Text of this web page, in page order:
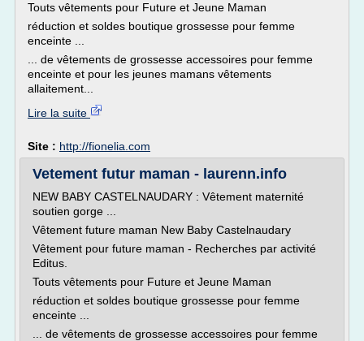
Touts vêtements pour Future et Jeune Maman
réduction et soldes boutique grossesse pour femme
enceinte ...
... de vêtements de grossesse accessoires pour femme
enceinte et pour les jeunes mamans vêtements
allaitement...
Lire la suite
Site : http://fionelia.com
Vetement futur maman - laurenn.info
NEW BABY CASTELNAUDARY : Vêtement maternité
soutien gorge ...
Vêtement future maman New Baby Castelnaudary
Vêtement pour future maman - Recherches par activité
Editus.
Touts vêtements pour Future et Jeune Maman
réduction et soldes boutique grossesse pour femme
enceinte ...
... de vêtements de grossesse accessoires pour femme